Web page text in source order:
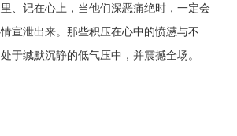
、记在心上，当他们深恶痛绝时，一定会
宣泄出来。那些积压在心中的愤懑与不
于缄默沉静的低气压中，并震撼全场。